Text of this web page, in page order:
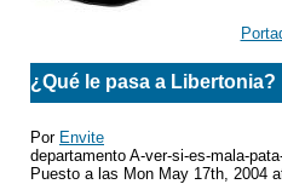
¿Qué le pasa a Libertonia?
Por Envite
departamento A-ver-si-es-mala-
Puesto a las Mon May 17th, 2004